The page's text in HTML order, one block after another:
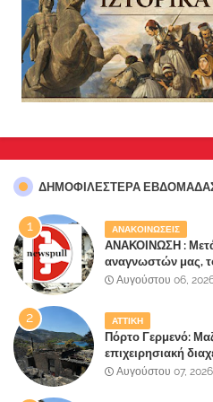
ΔΗΜΟΦΙΛΈΣΤΕΡΑ
ΑΝΑΚΟΙΝΩΣΕΙΣ
ΑΝΑΚΟΙΝΩΣΗ : Μετά
αναγνωστών μας,
Αυγούστου 06,
ΑΤΤΙΚΗ
Πόρτο Γερμενό:
επιχειρησιακή
ετοιμάζουν οι
Αυγούστου 07, 2026